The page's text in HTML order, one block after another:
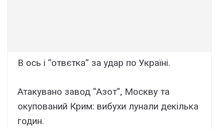
В ось і “отвєтка” за удар по Україні.
Атакувано завод “Азот”, Москву та
окупований Крим: вибухи лунали декілька
годин.